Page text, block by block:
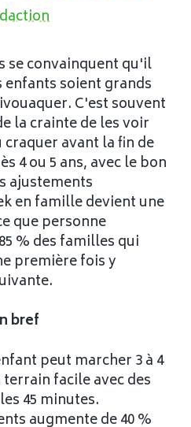
se convainquent qu'il
soient grands
C'est souvent
la crainte de les voir
avant la fin de
4 ou 5 ans, avec le bon
ajustements
en famille devient une
que personne
% des familles qui
première fois y
bref
peut marcher 3 à 4
facile avec des
45 minutes.
augmente de 40 %